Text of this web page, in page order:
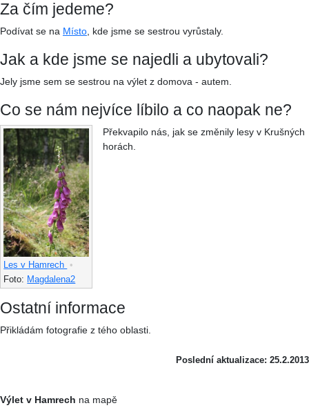
Za čím jedeme?
Podívat se na Místo , kde jsme se sestrou vyrůstaly.
Jak a kde jsme se najedli a ubytovali?
Jely jsme sem se sestrou na výlet z domova - autem.
Co se nám nejvíce líbilo a co naopak ne?
Les v Hamrech •
Foto: Magdalena2
Překvapilo nás, jak se změnily lesy v Krušných
horách.
Ostatní informace
Přikládám fotografie z tého oblasti.
Poslední aktualizace: 25.2.2013
Výlet v Hamrech na mapě